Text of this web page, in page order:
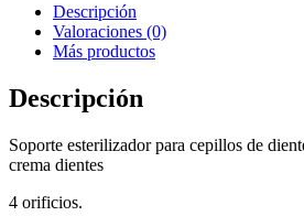
Descripción
Valoraciones (0)
Más productos
Descripción
Soporte esterilizador para cepillos de
crema dientes
4 orificios.